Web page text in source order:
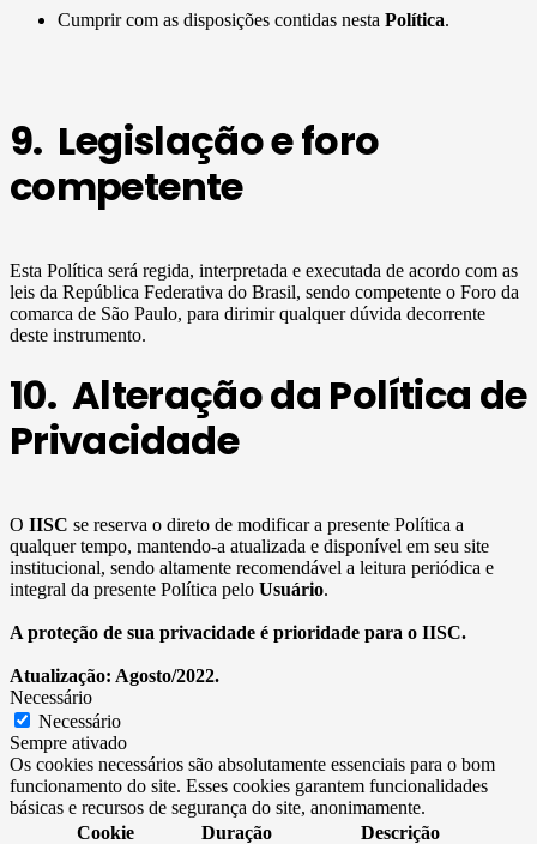
Cumprir com as disposições contidas nesta Política.
9. Legislação e foro
competente
Esta Política será regida, interpretada e executada de acordo com as
leis da República Federativa do Brasil, sendo competente o Foro da
comarca de São Paulo, para dirimir qualquer dúvida decorrente
deste instrumento.
10. Alteração da Política de
Privacidade
O IISC se reserva o direto de modificar a presente Política a
qualquer tempo, mantendo-a atualizada e disponível em seu site
institucional, sendo altamente recomendável a leitura periódica e
integral da presente Política pelo Usuário.
A proteção de sua privacidade é prioridade para o IISC.
Atualização: Agosto/2022.
Necessário
Necessário
Sempre ativado
Os cookies necessários são absolutamente essenciais para o bom
funcionamento do site. Esses cookies garantem funcionalidades
básicas e recursos de segurança do site, anonimamente.
Cookie
Duração Descrição